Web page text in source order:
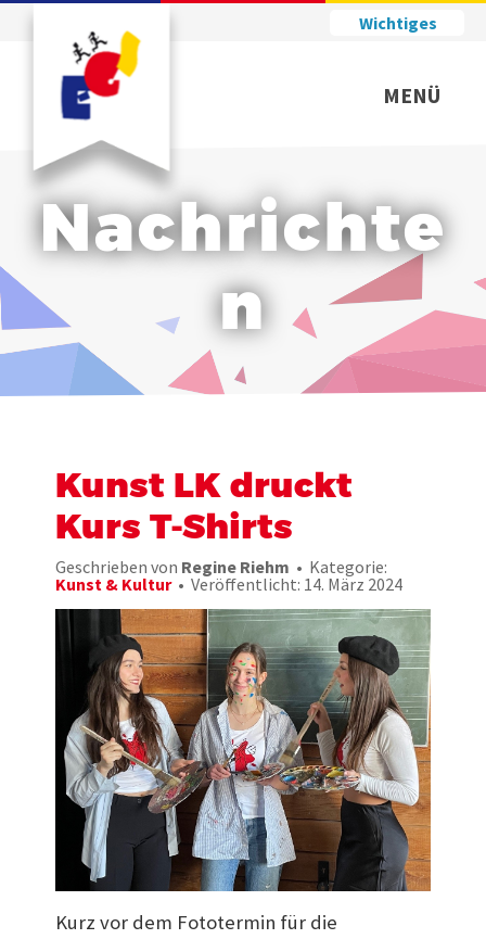
Wichtiges
MENÜ
Nachrichte
n
Kunst LK druckt
Kurs T-Shirts
Geschrieben von Regine Riehm
Kategorie:
Kunst & Kultur
Veröffentlicht: 14. März 2024
Kurz vor dem Fototermin für die